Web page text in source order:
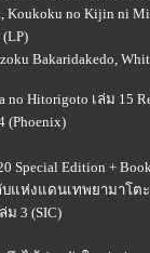
Koukoku no Kijin ni
Bakaridakedo,
Hitorigoto เล่ม 15
(Phoenix)
Special Edition +
บแห่งแดนเทพยามาโตะ
ม 3 (SIC)